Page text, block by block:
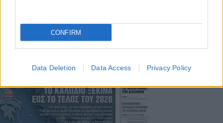
CONFIRM
Data Deletion Data Access Privacy Policy